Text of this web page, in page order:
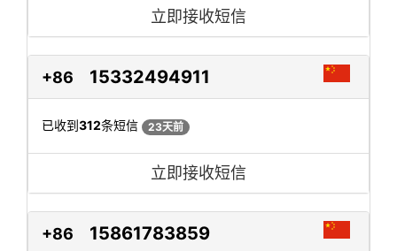
立即接收短信
+86 15332494911
已收到312条短信 23天前
立即接收短信
+86 15861783859